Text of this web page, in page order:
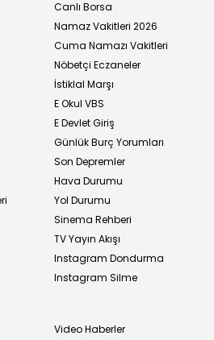
Canlı Borsa
Namaz Vakitleri 2026
Cuma Namazı Vakitleri
Nöbetçi Eczaneler
İstiklal Marşı
E Okul VBS
E Devlet Giriş
Günlük Burç Yorumları
Son Depremler
Hava Durumu
Yol Durumu
Sinema Rehberi
TV Yayın Akışı
Instagram Dondurma
Instagram Silme
Video Haberler